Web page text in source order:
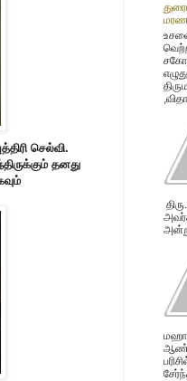
செல்வி.
தனது
மரண
மஹா